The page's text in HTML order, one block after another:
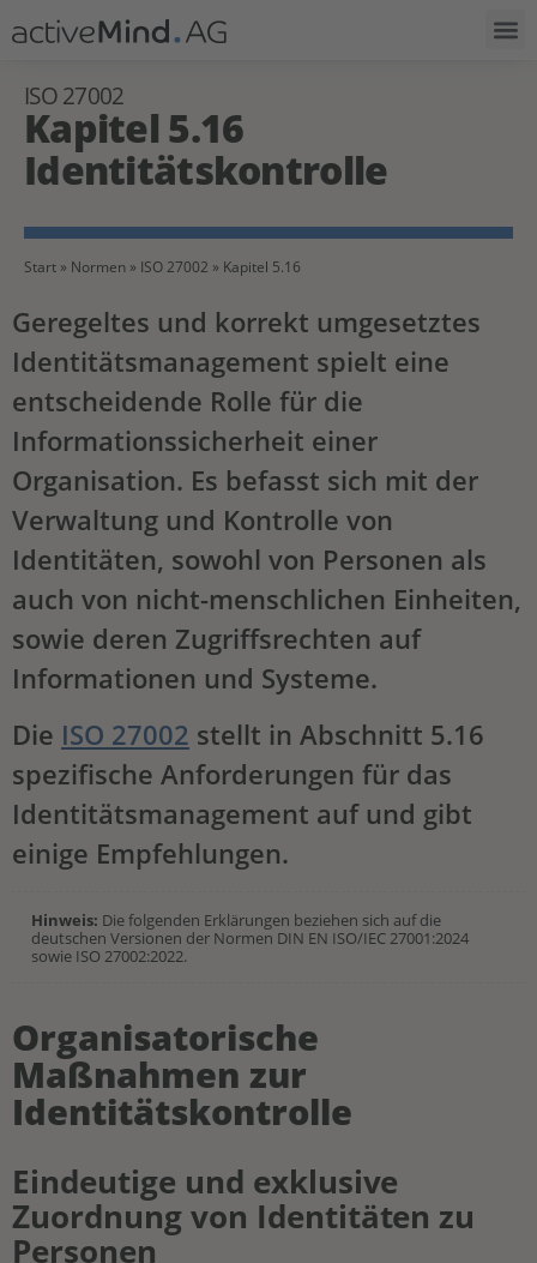
ISO 27002
Kapitel 5.16
Identitätskontrolle
Start » Normen » ISO 27002 » Kapitel 5.16
Geregeltes und korrekt umgesetztes
Identitätsmanagement spielt eine
entscheidende Rolle für die
Informationssicherheit einer
Organisation. Es befasst sich mit der
Verwaltung und Kontrolle von
Identitäten, sowohl von Personen als
auch von nicht-menschlichen Einheiten,
sowie deren Zugriffsrechten auf
Informationen und Systeme.
Die ISO 27002 stellt in Abschnitt 5.16
spezifische Anforderungen für das
Identitätsmanagement auf und gibt
einige Empfehlungen.
Hinweis: Die folgenden Erklärungen beziehen sich auf die
deutschen Versionen der Normen DIN EN ISO/IEC 27001:2024
sowie ISO 27002:2022.
Organisatorische
Maßnahmen zur
Identitätskontrolle
Eindeutige und exklusive
Zuordnung von Identitäten zu
Personen